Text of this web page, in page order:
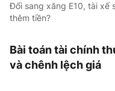
Đổi sang xăng E10, tài xế
thêm tiền?
Bài toán tài chính
và chênh lệch giá